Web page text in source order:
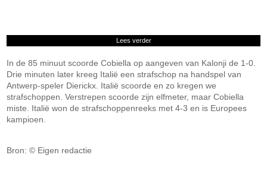
Lees verder
In de 85 minuut scoorde Cobiella op aangeven van Kalonji de 1-0.
Drie minuten later kreeg Italië een strafschop na handspel van
Antwerp-speler Dierickx. Italië scoorde en zo kregen we
strafschoppen. Verstrepen scoorde zijn elfmeter, maar Cobiella
miste. Italië won de strafschoppenreeks met 4-3 en is Europees
kampioen.
Bron: © Eigen redactie